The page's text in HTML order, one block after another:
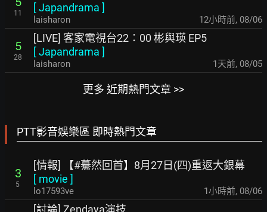
11
[Japandrama ]
laisharon 12小時前, 08/06
5
28
[LIVE] 客家電視台22：00 彬與瑛 EP5
[Japandrama ]
laisharon 1天前, 08/05
更多 近期熱門文章 >>
PTT影音娛樂區 即時熱門文章
3
5
[情報] 【#驀然回首】8月27日(四)重返大銀幕
[ movie ]
lo17593ve 1小時前, 08/06
[討論] Zendaya演技